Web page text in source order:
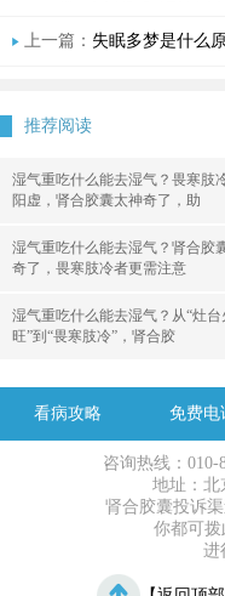
上一篇： 失眠多梦是什么原因？腰
推荐阅读
湿气重吃什么能去湿气？畏寒肢
阳虚，肾合胶囊太神奇了，助
湿气重吃什么能去湿气？肾合胶
奇了，畏寒肢冷者更需注意
湿气重吃什么能去湿气？从“灶台
旺”到“畏寒肢冷”，肾合胶
看病攻略 免费电
咨询热线：010-
地址：北
肾合胶囊投诉
你都可拨
进